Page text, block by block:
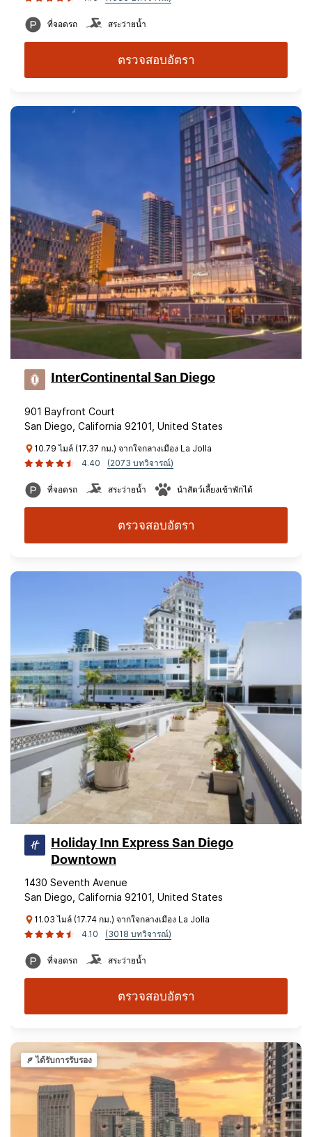
ที่จอดรถ สระว่ายน้ำ
ตรวจสอบอัตรา
InterContinental San Diego
901 Bayfront Court
San Diego, California 92101, United States
10.79 ไมล์ (17.37 กม.) จากใจกลางเมือง La Jolla
4.40
(2073 บทวิจารณ์)
ที่จอดรถ สระว่ายน้ำ นำสัตว์เลี้ยงเข้าพักได้
ตรวจสอบอัตรา
Holiday Inn Express San Diego
Downtown
1430 Seventh Avenue
San Diego, California 92101, United States
11.03 ไมล์ (17.74 กม.) จากใจกลางเมือง La Jolla
4.10
(3018 บทวิจารณ์)
ที่จอดรถ สระว่ายน้ำ
ตรวจสอบอัตรา
ได้รับการรับรอง